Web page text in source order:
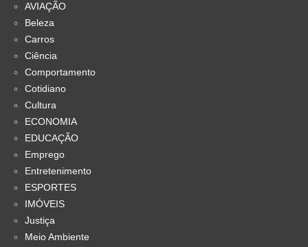
AVIAÇÃO
Beleza
Carros
Ciência
Comportamento
Cotidiano
Cultura
ECONOMIA
EDUCAÇÃO
Emprego
Entretenimento
ESPORTES
IMÓVEIS
Justiça
Meio Ambiente